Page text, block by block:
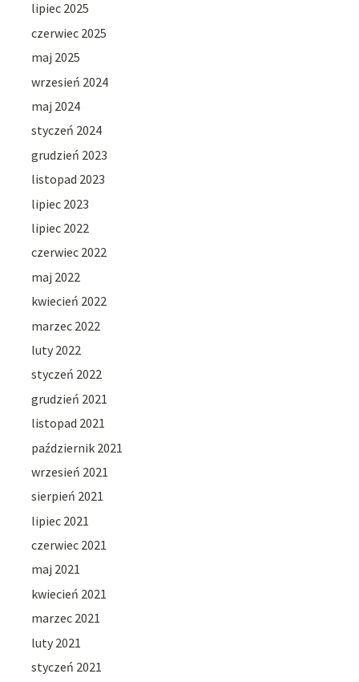
lipiec 2025
czerwiec 2025
maj 2025
wrzesień 2024
maj 2024
styczeń 2024
grudzień 2023
listopad 2023
lipiec 2023
lipiec 2022
czerwiec 2022
maj 2022
kwiecień 2022
marzec 2022
luty 2022
styczeń 2022
grudzień 2021
listopad 2021
październik 2021
wrzesień 2021
sierpień 2021
lipiec 2021
czerwiec 2021
maj 2021
kwiecień 2021
marzec 2021
luty 2021
styczeń 2021